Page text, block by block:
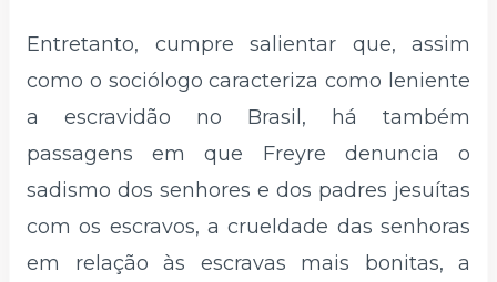
Entretanto, cumpre salientar que, assim
como o sociólogo caracteriza como leniente
a escravidão no Brasil, há também
passagens em que Freyre denuncia o
sadismo dos senhores e dos padres jesuítas
com os escravos, a crueldade das senhoras
em relação às escravas mais bonitas, a